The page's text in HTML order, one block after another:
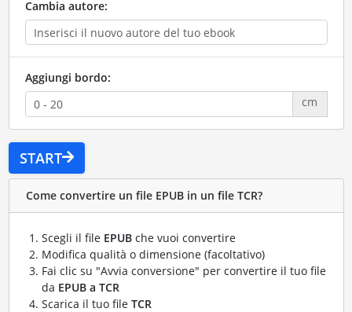
Cambia autore:
Aggiungi bordo:
cm
START
Come convertire un file EPUB in un file TCR?
Scegli il file EPUBche vuoi convertire
Modifica qualità o dimensione (facoltativo)
Fai clic su "Avvia conversione" per convertire il tuo file
da EPUB a TCR
Scarica il tuo file TCR